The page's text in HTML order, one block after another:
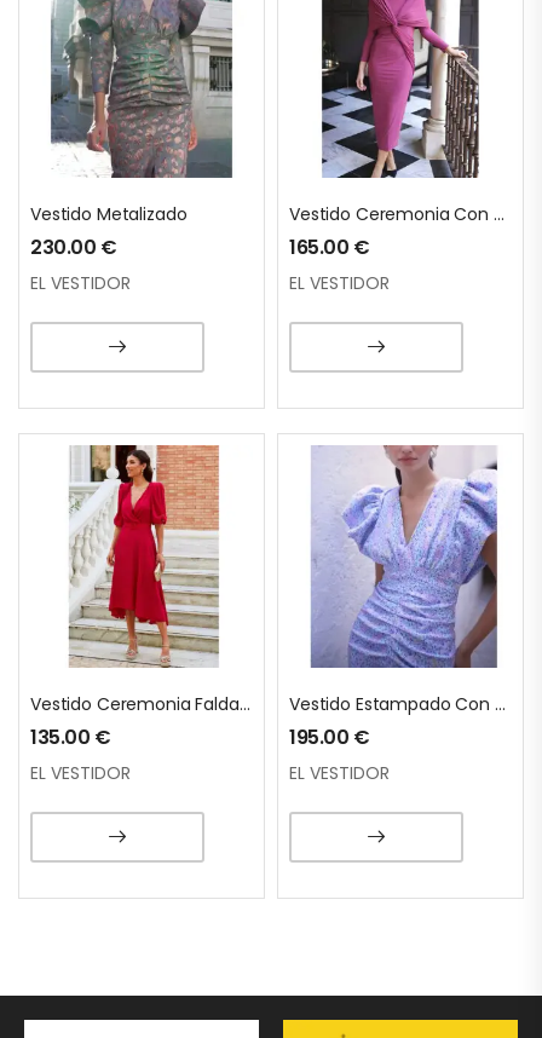
1
Vestido Metalizado
230.00 €
EL VESTIDOR
Vestido Ceremonia Con Echarpe Cruzado
165.00 €
EL VESTIDOR
Vestido Ceremonia Falda Evasé
135.00 €
EL VESTIDOR
Vestido Estampado Con Volantes En Mangas
195.00 €
EL VESTIDOR